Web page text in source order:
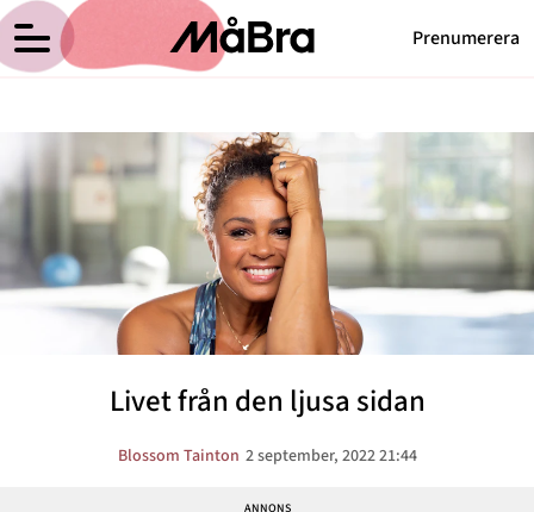
Prenumerera
Träning
Psykologi
Vikt
Blossom Taintons blogg Meny
Hem
Om Blossom
Arkiv
Kontakt
Livet från den ljusa sidan
Blossom Tainton 2 september, 2022 21:44